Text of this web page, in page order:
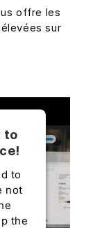
offre les
sur
to
to
not
the